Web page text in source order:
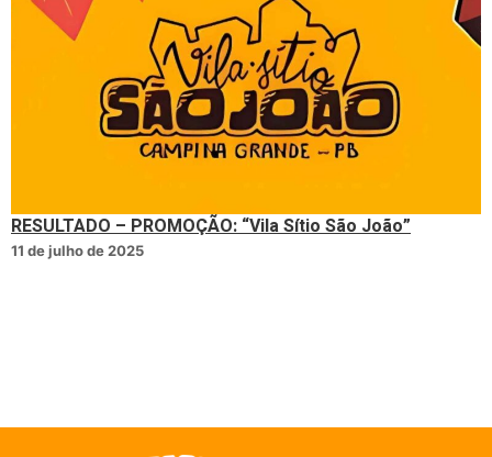
RESULTADO – PROMOÇÃO: “Vila Sítio São João”
11 de julho de 2025